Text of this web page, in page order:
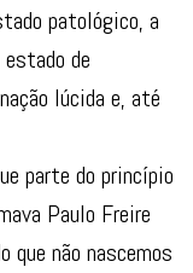
patológico, a
de
lúcida e, até
parte do princípio
Paulo Freire
que não nascemos